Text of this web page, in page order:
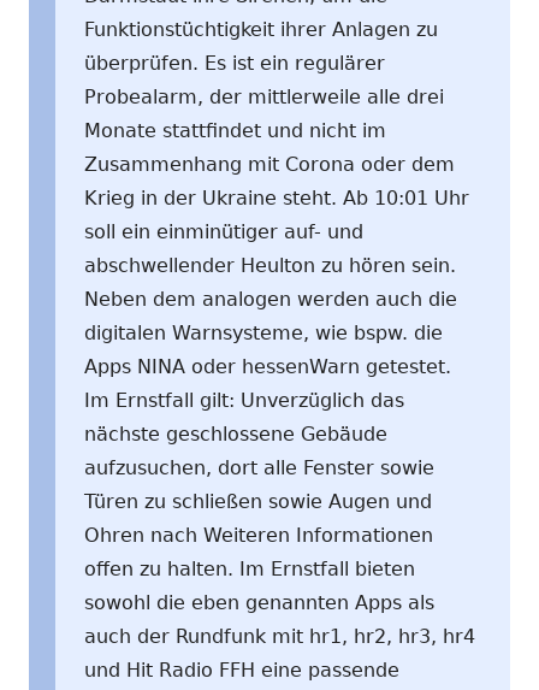
Funktionstüchtigkeit ihrer Anlagen zu
überprüfen. Es ist ein regulärer
Probealarm, der mittlerweile alle drei
Monate stattfindet und nicht im
Zusammenhang mit Corona oder dem
Krieg in der Ukraine steht. Ab 10:01 Uhr
soll ein einminütiger auf- und
abschwellender Heulton zu hören sein.
Neben dem analogen werden auch die
digitalen Warnsysteme, wie bspw. die
Apps NINA oder hessenWarn getestet.
Im Ernstfall gilt: Unverzüglich das
nächste geschlossene Gebäude
aufzusuchen, dort alle Fenster sowie
Türen zu schließen sowie Augen und
Ohren nach Weiteren Informationen
offen zu halten. Im Ernstfall bieten
sowohl die eben genannten Apps als
auch der Rundfunk mit hr1, hr2, hr3, hr4
und Hit Radio FFH eine passende